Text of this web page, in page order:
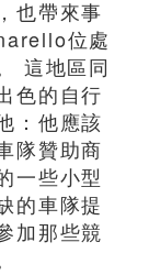
也帶來事
位處
這地區同
色的自行
：他應該
隊贊助商
一些小型
的車隊提
加那些競